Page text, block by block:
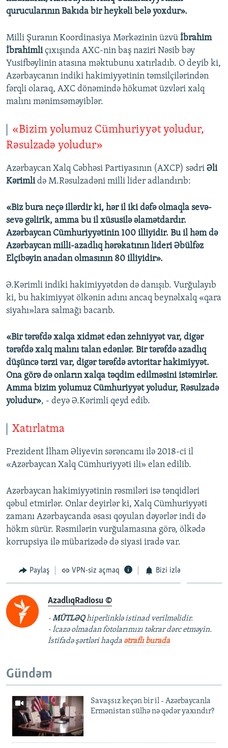
qurucularının Bakıda bir heykəli belə yoxdur».
Milli Şuranın Koordinasiya Mərkəzinin üzvü İbrahim
İbrahimliçıxışında AXC-nin baş naziri Nəsib bəy
Yusifbəylinin atasına məktubunu xatırladıb. O deyib ki,
Azərbaycanın indiki hakimiyyətinin təmsilçilərindən
fərqli olaraq, AXC dönəmində hökumət üzvləri xalq
malını mənimsəməyiblər.
«Bizim yolumuz Cümhuriyyət yoludur,
Rəsulzadə yoludur»
Azərbaycan Xalq Cəbhəsi Partiyasının (AXCP) sədri Əli
Kərimlidə M.Rəsulzadəni milli lider adlandırıb:
«Biz bura neçə illərdir ki, hər il iki dəfə olmaqla sevə-
sevə gəlirik, amma bu il xüsusilə əlamətdardır.
Azərbaycan Cümhuriyyətinin 100 illiyidir. Bu il həm də
Azərbaycan milli-azadlıq hərəkatının lideri Əbülfəz
Elçibəyin anadan olmasının 80 illiyidir».
Ə.Kərimli indiki hakimiyyətdən də danışıb. Vurğulayıb
ki, bu hakimiyyət ölkənin adını ancaq beynəlxalq «qara
siyahı»lara salmağı bacarıb.
«Bir tərəfdə xalqa xidmət edən zehniyyət var, digər
tərəfdə xalq malını talan edənlər. Bir tərəfdə azadlıq
düşüncə tərzi var, digər tərəfdə avtoritar hakimiyyət.
Ona görə də onların xalqa təqdim edilməsini istəmirlər.
Amma bizim yolumuz Cümhuriyyət yoludur, Rəsulzadə
yoludur», - deyə Ə.Kərimli qeyd edib.
Xatırlatma
Prezident İlham Əliyevin sərəncamı ilə 2018-ci il
«Azərbaycan Xalq Cümhuriyyəti ili» elan edilib.
Azərbaycan hakimiyyətinin rəsmiləri isə tənqidləri
qəbul etmirlər. Onlar deyirlər ki, Xalq Cümhuriyyəti
zamanı Azərbaycanda əsası qoyulan dəyərlər indi də
hökm sürür. Rəsmilərin vurğulamasına görə, ölkədə
korrupsiya ilə mübarizədə də siyasi iradə var.
Paylaş VPN-siz açmaq Bizi izlə
AzadlıqRadiosu ©
-MÜTLƏQhiperlinklə istinad verilməlidir.
- İcazə olmadan fotolarımızı təkrar dərc etməyin.
İstifadə şərtləri haqda ətraflı burada
Gündəm
Savaşsız keçən bir il - Azərbaycanla
Ermənistan sülhə nə qədər yaxındır?